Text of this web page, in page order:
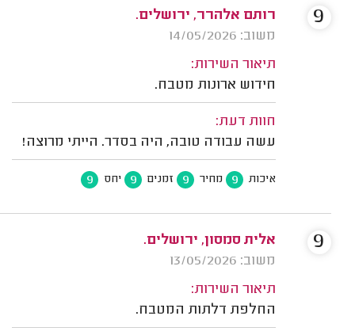
רותם אלהרר, ירושלים.
משוב: 14/05/2026
תיאור השירות:
חידוש ארונות מטבח.
חוות דעת:
עשה עבודה טובה, היה בסדר. הייתי מרוצה!
איכות 9 מחיר 9 זמנים 9 יחס 9
9
אלית סמסון, ירושלים.
משוב: 13/05/2026
תיאור השירות:
החלפת דלתות המטבח.
9